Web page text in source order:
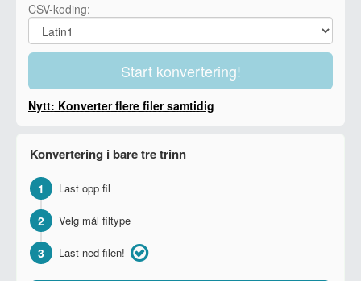
CSV-koding:
Start konvertering!
Nytt: Konverter flere filer samtidig
Konvertering i bare tre trinn
1 Last opp fil
2 Velg mål filtype
3 Last ned filen!